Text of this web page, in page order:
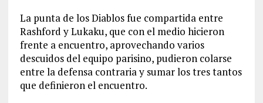
La punta de los Diablos fue compartida entre
Rashford y Lukaku, que con el medio hicieron
frente a encuentro, aprovechando varios
descuidos del equipo parisino, pudieron colarse
entre la defensa contraria y sumar los tres tantos
que definieron el encuentro.